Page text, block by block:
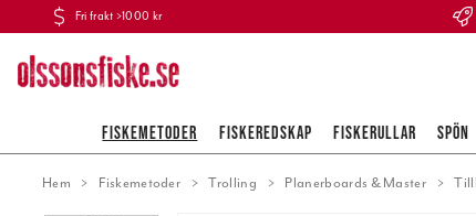
Fri frakt >1000 kr
FISKEMETODER FISKEREDSKAP FISKERULLAR SPÖN
Hem Fiskemetoder Trolling Planerboards & Master